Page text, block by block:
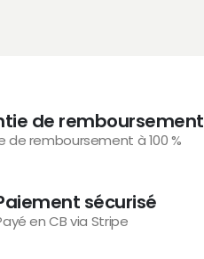
de remboursement
de remboursement à 100 %
sécurisé
en CB via Stripe